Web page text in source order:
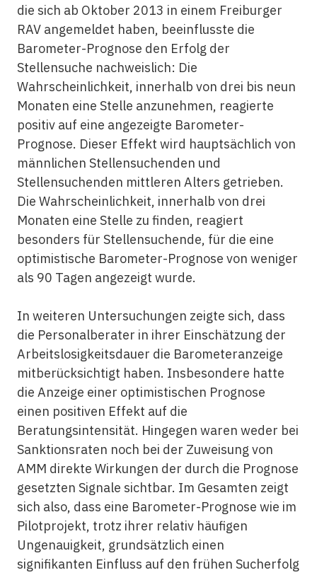
die sich ab Oktober 2013 in einem Freiburger
RAV angemeldet haben, beeinflusste die
Barometer-Prognose den Erfolg der
Stellensuche nachweislich: Die
Wahrscheinlichkeit, innerhalb von drei bis neun
Monaten eine Stelle anzunehmen, reagierte
positiv auf eine angezeigte Barometer-
Prognose. Dieser Effekt wird hauptsächlich von
männlichen Stellensuchenden und
Stellensuchenden mittleren Alters getrieben.
Die Wahrscheinlichkeit, innerhalb von drei
Monaten eine Stelle zu finden, reagiert
besonders für Stellensuchende, für die eine
optimistische Barometer-Prognose von weniger
als 90 Tagen angezeigt wurde.
In weiteren Untersuchungen zeigte sich, dass
die Personalberater in ihrer Einschätzung der
Arbeitslosigkeitsdauer die Barometeranzeige
mitberücksichtigt haben. Insbesondere hatte
die Anzeige einer optimistischen Prognose
einen positiven Effekt auf die
Beratungsintensität. Hingegen waren weder bei
Sanktionsraten noch bei der Zuweisung von
AMM direkte Wirkungen der durch die Prognose
gesetzten Signale sichtbar. Im Gesamten zeigt
sich also, dass eine Barometer-Prognose wie im
Pilotprojekt, trotz ihrer relativ häufigen
Ungenauigkeit, grundsätzlich einen
signifikanten Einfluss auf den frühen Sucherfolg